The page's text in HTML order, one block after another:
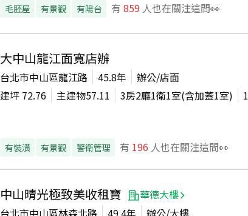
毛胚屋 有景觀 有陽台 有 859 人也在關注這間👀
大中山龍江面寬店辦
台北市中山區龍江路 45.8年
辦公/店面
建坪 72.76 主建物57.11 3房2廳1衛1室(含加蓋1室) 1
有裝潢 有景觀 警衛管理 有 196 人也在關注這間👀
中山晴光極致美收租寶
華德大樓
台北市中山區林森北路
49.4年
辦公/大樓